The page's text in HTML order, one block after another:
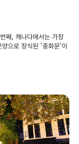
째, 캐나다에서는 가장
으로 장식된 '중화문'이